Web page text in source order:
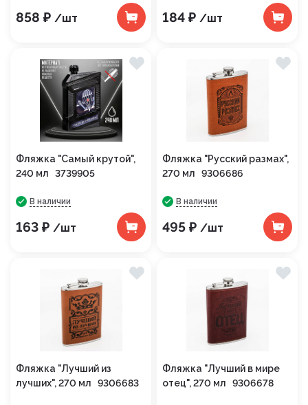
858 ₽ /шт 184 ₽ /шт
Фляжка "Самый крутой",
240 мл 3739905
В наличии
163 ₽ /шт
Фляжка "Русский размах",
270 мл 9306686
В наличии
495 ₽ /шт
Фляжка "Лучший из
лучших", 270 мл 9306683
Фляжка "Лучший в мире
отец", 270 мл 9306678